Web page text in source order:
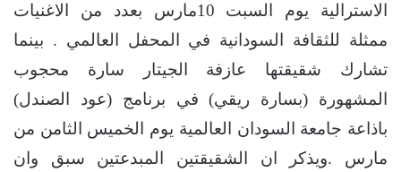
الاسترالية يوم السبت 10مارس بعدد من الاغنيات
ممثلة للثقافة السودانية في المحفل العالمي . بينما
تشارك شقيقتها عازفة الجيتار سارة محجوب
المشهورة (بسارة ريقي) في برنامج (عود الصندل)
باذاعة جامعة السودان العالمية يوم الخميس الثامن من
مارس .ويذكر ان الشقيقتين المبدعتين سبق وان